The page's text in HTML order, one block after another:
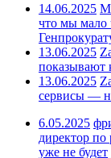
14.06.2025
что мы мало
13.06.2025
показывают
13.06.2025
сервисы —
6.05.2025
директор по
уже не будет